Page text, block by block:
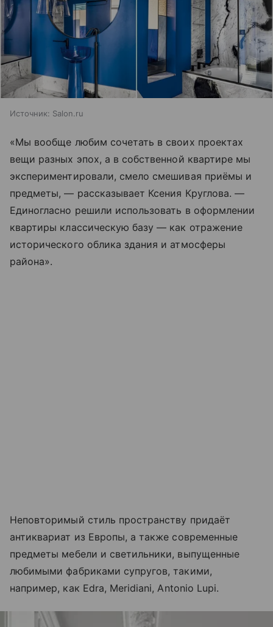
Источник: Salon.ru
«Мы вообще любим сочетать в своих проектах
вещи разных эпох, а в собственной квартире мы
экспериментировали, смело смешивая приёмы и
предметы, — рассказывает Ксения Круглова. —
Единогласно решили использовать в оформлении
квартиры классическую базу — как отражение
исторического облика здания и атмосферы
района».
Неповторимый стиль пространству придаёт
антиквариат из Европы, а также современные
предметы мебели и светильники, выпущенные
любимыми фабриками супругов, такими,
например, как Edra, Meridiani, Antonio Lupi.